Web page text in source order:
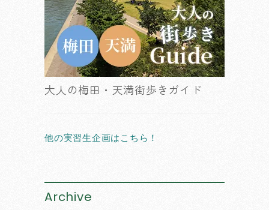
大人の梅田・天満街歩きガイド
他の実習生企画はこちら！
Archive